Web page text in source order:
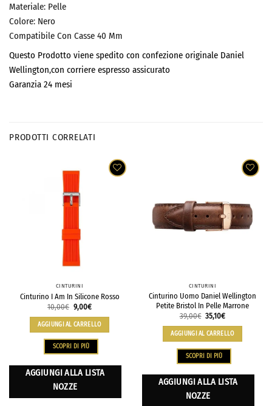
Materiale: Pelle
Colore: Nero
Compatibile Con Casse 40 Mm
Questo Prodotto viene spedito con confezione originale Daniel
Wellington,con corriere espresso assicurato
Garanzia 24 mesi
PRODOTTI CORRELATI
CINTURINI
Cinturino I Am In Silicone Rosso
10,00€ 9,00€
AGGIUNGI AL CARRELLO
SCOPRI DI PIÙ
AGGIUNGI ALLA LISTA
NOZZE
CINTURINI
Cinturino Uomo Daniel Wellington
Petite Bristol In Pelle Marrone
39,00€ 35,10€
AGGIUNGI AL CARRELLO
SCOPRI DI PIÙ
AGGIUNGI ALLA LISTA
NOZZE